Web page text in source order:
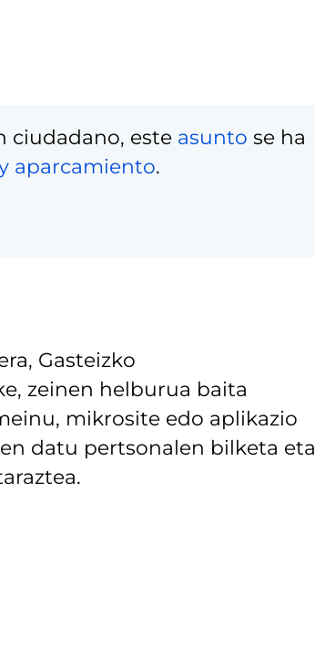
ciudadano, este asunto se ha
aparcamiento.
Gasteizko
zeinen helburua baita
mikrosite edo aplikazio
datu pertsonalen bilketa eta